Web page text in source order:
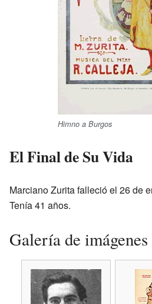
Himno a Burgos
El Final de Su Vida
Marciano Zurita falleció el 26 de
Tenía 41 años.
Galería de imágenes